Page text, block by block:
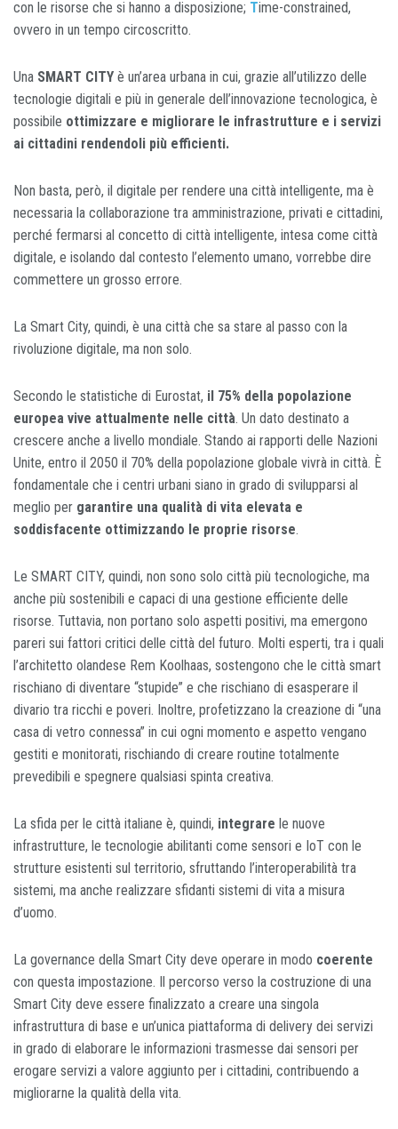
con le risorse che si hanno a disposizione; Time-constrained,
ovvero in un tempo circoscritto.
Una SMART CITY è un’area urbana in cui, grazie all’utilizzo delle
tecnologie digitali e più in generale dell’innovazione tecnologica, è
possibile ottimizzare e migliorare le infrastrutture e i servizi
ai cittadini rendendoli più efficienti.
Non basta, però, il digitale per rendere una città intelligente, ma è
necessaria la collaborazione tra amministrazione, privati e cittadini,
perché fermarsi al concetto di città intelligente, intesa come città
digitale, e isolando dal contesto l’elemento umano, vorrebbe dire
commettere un grosso errore.
La Smart City, quindi, è una città che sa stare al passo con la
rivoluzione digitale, ma non solo.
Secondo le statistiche di Eurostat, il 75% della popolazione
europea vive attualmente nelle città. Un dato destinato a
crescere anche a livello mondiale. Stando ai rapporti delle Nazioni
Unite, entro il 2050 il 70% della popolazione globale vivrà in città. È
fondamentale che i centri urbani siano in grado di svilupparsi al
meglio per garantire una qualità di vita elevata e
soddisfacente ottimizzando le proprie risorse.
Le SMART CITY, quindi, non sono solo città più tecnologiche, ma
anche più sostenibili e capaci di una gestione efficiente delle
risorse. Tuttavia, non portano solo aspetti positivi, ma emergono
pareri sui fattori critici delle città del futuro. Molti esperti, tra i quali
l’architetto olandese Rem Koolhaas, sostengono che le città smart
rischiano di diventare “stupide” e che rischiano di esasperare il
divario tra ricchi e poveri. Inoltre, profetizzano la creazione di “una
casa di vetro connessa” in cui ogni momento e aspetto vengano
gestiti e monitorati, rischiando di creare routine totalmente
prevedibili e spegnere qualsiasi spinta creativa.
La sfida per le città italiane è, quindi, integrare le nuove
infrastrutture, le tecnologie abilitanti come sensori e IoT con le
strutture esistenti sul territorio, sfruttando l’interoperabilità tra
sistemi, ma anche realizzare sfidanti sistemi di vita a misura
d’uomo.
La governance della Smart City deve operare in modo coerente
con questa impostazione. Il percorso verso la costruzione di una
Smart City deve essere finalizzato a creare una singola
infrastruttura di base e un’unica piattaforma di delivery dei servizi
in grado di elaborare le informazioni trasmesse dai sensori per
erogare servizi a valore aggiunto per i cittadini, contribuendo a
migliorarne la qualità della vita.